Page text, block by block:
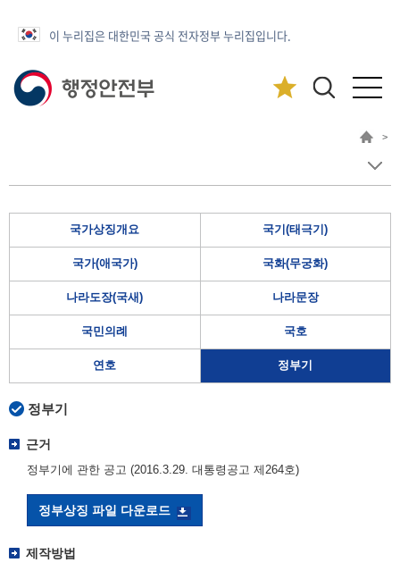
이 누리집은 대한민국 공식 전자정부 누리집입니다.
>
국가상징개요 국기(태극기)
국가(애국가) 국화(무궁화)
나라도장(국새) 나라문장
국민의례 국호
연호 정부기
정부기
근거
정부기에 관한 공고 (2016.3.29. 대통령공고 제264호)
정부상징 파일 다운로드
제작방법